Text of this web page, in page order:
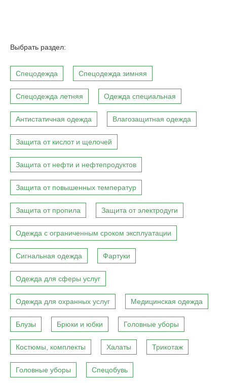
Выбрать раздел:
Спецодежда Спецодежда зимняя
Спецодежда летняя Одежда специальная
Антистатичная одежда Влагозащитная одежда
Защита от кислот и щелочей
Защита от нефти и нефтепродуктов
Защита от повышенных температур
Защита от пропила Защита от электродуги
Одежда с ограниченным сроком эксплуатации
Сигнальная одежда Фартуки
Одежда для сферы услуг
Одежда для охранных услуг Медицинская одежда
Блузы Брюки и юбки Головные уборы
Костюмы, комплекты Халаты Трикотаж
Головные уборы Спецобувь